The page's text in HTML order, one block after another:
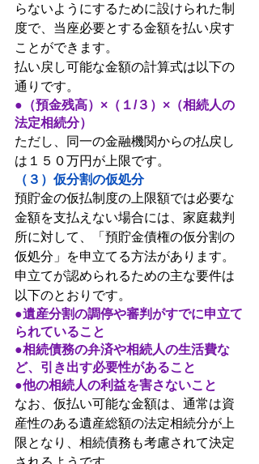
らないようにするために設けられた制
度で、当座必要とする金額を払い戻す
ことができます。
払い戻し可能な金額の計算式は以下の
通りです。
●（預金残高）×（１/３）×（相続人の
法定相続分）
ただし、同一の金融機関からの払戻し
は１５０万円が上限です。
（３）仮分割の仮処分
預貯金の仮払制度の上限額では必要な
金額を支払えない場合には、家庭裁判
所に対して、「預貯金債権の仮分割の
仮処分」を申立てる方法があります。
申立てが認められるための主な要件は
以下のとおりです。
●遺産分割の調停や審判がすでに申立て
られていること
●相続債務の弁済や相続人の生活費な
ど、引き出す必要性があること
●他の相続人の利益を害さないこと
なお、仮払い可能な金額は、通常は資
産性のある遺産総額の法定相続分が上
限となり、相続債務も考慮されて決定